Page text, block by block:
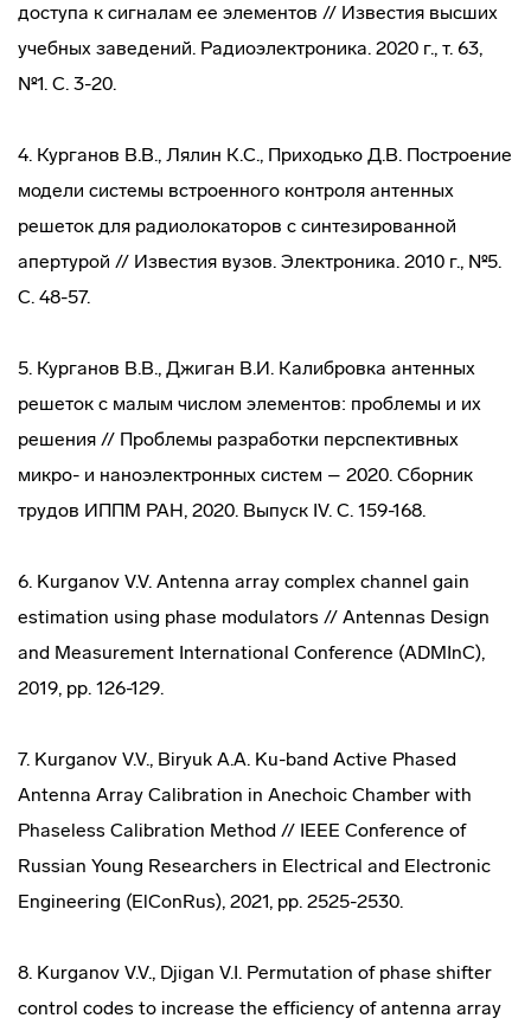
доступа к сигналам ее элементов // Известия высших
учебных заведений. Радиоэлектроника. 2020 г., т. 63,
№1. C. 3-20.
4. Курганов В.В., Лялин К.С., Приходько Д.В. Построение
модели системы встроенного контроля антенных
решеток для радиолокаторов с синтезированной
апертурой // Известия вузов. Электроника. 2010 г., №5.
С. 48-57.
5. Курганов В.В., Джиган В.И. Калибровка антенных
решеток с малым числом элементов: проблемы и их
решения // Проблемы разработки перспективных
микро- и наноэлектронных систем – 2020. Сборник
трудов ИППМ РАН, 2020. Выпуск IV. С. 159-168.
6. Kurganov V.V. Antenna array complex channel gain
estimation using phase modulators // Antennas Design
and Measurement International Conference (ADMInC),
2019, pp. 126-129.
7. Kurganov V.V., Biryuk A.A. Ku-band Active Phased
Antenna Array Calibration in Anechoic Chamber with
Phaseless Calibration Method // IEEE Conference of
Russian Young Researchers in Electrical and Electronic
Engineering (ElConRus), 2021, pp. 2525-2530.
8. Kurganov V.V., Djigan V.I. Permutation of phase shifter
control codes to increase the efficiency of antenna array